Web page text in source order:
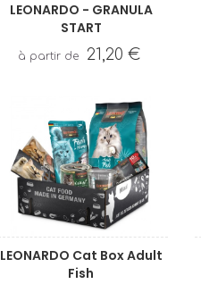
LEONARDO - GRANULA
START
21,20 €
LEONARDO Cat Box Adult
Fish